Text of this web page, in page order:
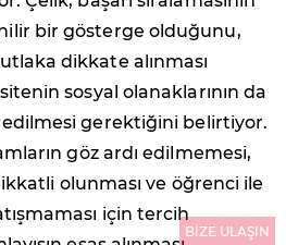
bir gösterge olduğunu,
dikkate alınması
sosyal olanaklarının da
gerektiğini belirtiyor.
göz ardı edilmemesi,
olunması ve öğrenci ile
için tercih
BİZE ULAŞIN